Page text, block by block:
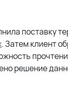
поставку
. Затем клиент
решение